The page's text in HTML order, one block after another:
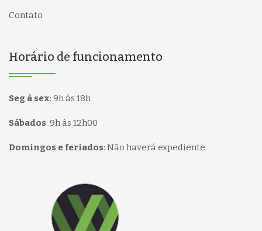
Contato
Horário de funcionamento
Seg à sex: 9h às 18h
Sábados: 9h às 12h00
Domingos e feriados: Não haverá expediente
Página inicial